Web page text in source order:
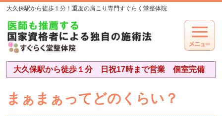
大久保駅から徒歩１分！重度の肩こり専門すぐらく堂整体院
大久保駅から徒歩１分 日祝17時まで営業 個室完備
まぁまぁってどのくらい？